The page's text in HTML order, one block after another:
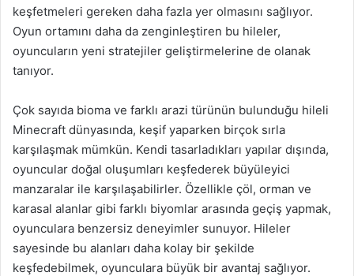
keşfetmeleri gereken daha fazla yer olmasını sağlıyor.
Oyun ortamını daha da zenginleştiren bu hileler,
oyuncuların yeni stratejiler geliştirmelerine de olanak
tanıyor.
Çok sayıda bioma ve farklı arazi türünün bulunduğu hileli
Minecraft dünyasında, keşif yaparken birçok sırla
karşılaşmak mümkün. Kendi tasarladıkları yapılar dışında,
oyuncular doğal oluşumları keşfederek büyüleyici
manzaralar ile karşılaşabilirler. Özellikle çöl, orman ve
karasal alanlar gibi farklı biyomlar arasında geçiş yapmak,
oyunculara benzersiz deneyimler sunuyor. Hileler
sayesinde bu alanları daha kolay bir şekilde
keşfedebilmek, oyunculara büyük bir avantaj sağlıyor.